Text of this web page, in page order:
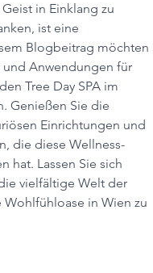
in Einklang zu
ist eine
Blogbeitrag möchten
und Anwendungen für
Tree Day SPA im
Genießen Sie die
Einrichtungen und
die diese Wellness-
hat. Lassen Sie sich
vielfältige Welt der
in Wien zu